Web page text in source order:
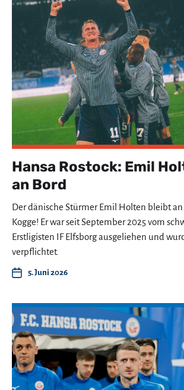
Hansa Rostock: Emil
an Bord
Der dänische Stürmer Emil Holten bleibt
Kogge! Er war seit September 2025 vom
Erstligisten IF Elfsborg ausgeliehen und
verpflichtet.
5. Juni 2026